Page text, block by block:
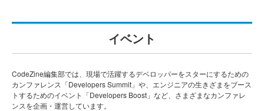
イベント
CodeZine編集部では、現場で活躍するデベロッパーをスターにするための
カンファレンス「Developers Summit」や、エンジニアの生きざまをブース
トするためのイベント「Developers Boost」など、さまざまなカンファレ
ンスを企画・運営しています。